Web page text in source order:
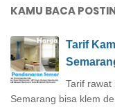
KAMU BACA
Tarif
Tarif rawat
Semarang bisa klem